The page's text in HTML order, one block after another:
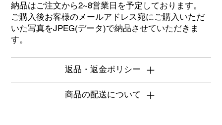
納品はご注文から2~8営業日を予定しております。
ご購入後お客様のメールアドレス宛にご購入いただ
いた写真をJPEG(データ)で納品させていただきま
す。
返品・返金ポリシー
商品の配送について